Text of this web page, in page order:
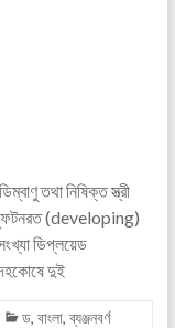
তথা নিষিক্ত স্ত্রী
(developing)
ডিপ্লয়েড
দুই
ড, বাংলা,ব্যঞ্জনবর্ণ